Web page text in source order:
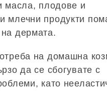
масла, плодове и
млечни продукти
дермата.
на домашна
да се сбогувате с
като